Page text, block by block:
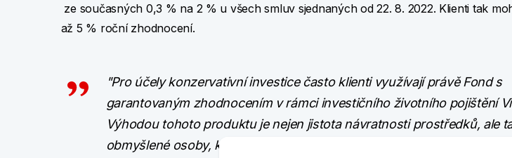
ze současných 0,3 % na 2 % u všech smluv sjednaných od 22. 8. 2022. Klienti tak
až 5 % roční zhodnocení.
"Pro účely konzervativní investice často klienti využívají právě Fond s
garantovaným zhodnocením v rámci investičního životního pojištění
Výhodou tohoto produktu je nejen jistota návratnosti prostředků, ale
obmyšlené osoby, které může být v případě úmrtí investora vyplacena